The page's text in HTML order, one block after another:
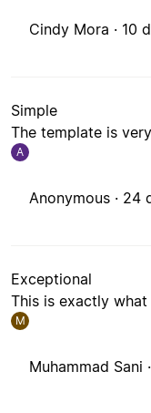
Cindy Mora · 10
Simple
The template is
A
Anonymous · 24
Exceptional
This is exactly
M
Muhammad Sani ·